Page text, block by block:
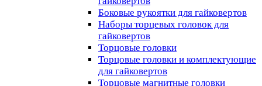
Боковые рукоятки для гайковертов
Наборы торцевых головок для
гайковертов
Торцовые головки
Торцовые головки и комплектующие
для гайковертов
Торцовые магнитные головки